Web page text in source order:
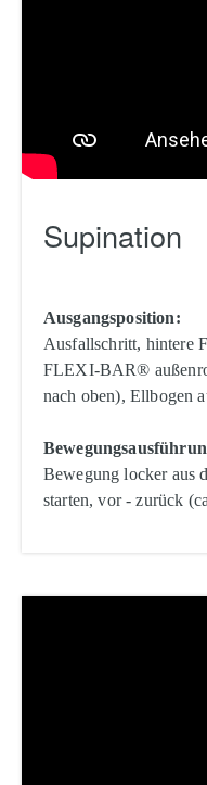
Supination
Ausgangsposition:
Ausfallschritt, hintere
FLEXI-BAR®
nach oben), Ellbogen
Bewegung locker aus
starten, vor - zurück